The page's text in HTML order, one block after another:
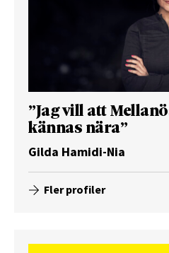
”Jag vill att
kännas nära”
Gilda Hamidi-Nia
Fler profiler